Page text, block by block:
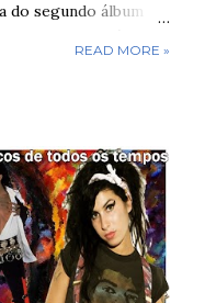
segundo álbum de
pela própria
single do
o fim de um
já ultrapassa 56,2
lugar fica com
de Amy Winehouse.
e entrou no
um episódio real da
READ MORE »